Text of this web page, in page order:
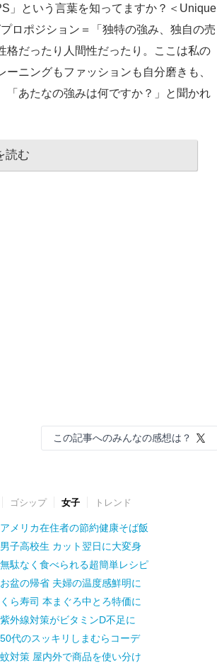
」という言葉を知ってますか？＜Unique
ロポジション＝「独特の強み、独自の売
格だったり人間性だったり。ここは私の
ニングもファッションも自分磨きも、
「あたなの強みは何ですか？」と聞かれ
読む
この記事へのみんなの感想は？
ゴシップ 女子 トレンド
アメリカ在住者の節約健康そば飯
男子高校生 カット翌日に大変身
無駄なく食べられる超簡単レシピ
お盆の帰省 夫婦の温度感鮮明に
くら寿司 本まぐろ中とろ特価に
紫外線対策がビタミンD不足に
50代のスッキリしまむらコーデ
蚊対策 屋内外で商品を使い分け